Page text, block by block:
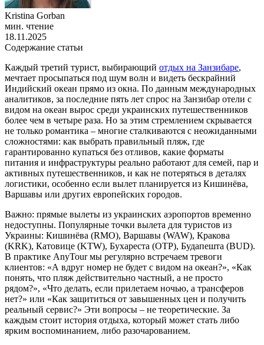
Kristina Gorban
мин. чтение
18.11.2025
Содержание статьи
Каждый третий турист, выбирающий отдых на Занзибаре,
мечтает просыпаться под шум волн и видеть бескрайний
Индийский океан прямо из окна. По данным международных
аналитиков, за последние пять лет спрос на Занзибар отели с
видом на океан вырос среди украинских путешественников
более чем в четыре раза. Но за этим стремлением скрывается
не только романтика – многие сталкиваются с неожиданными
сложностями: как выбрать правильный пляж, где
гарантированно купаться без отливов, какие форматы
питания и инфраструктуры реально работают для семей, пар и
активных путешественников, и как не потеряться в деталях
логистики, особенно если вылет планируется из Кишинёва,
Варшавы или других европейских городов.
Важно: прямые вылеты из украинских аэропортов временно
недоступны. Популярные точки вылета для туристов из
Украины: Кишинёва (RMO), Варшавы (WAW), Кракова
(KRK), Катовице (KTW), Бухареста (OTP), Будапешта (BUD).
В практике AnyTour мы регулярно встречаем тревоги
клиентов: «А вдруг номер не будет с видом на океан?», «Как
понять, что пляж действительно частный, а не просто
рядом?», «Что делать, если прилетаем ночью, а трансферов
нет?» или «Как защититься от завышенных цен и получить
реальный сервис?» Эти вопросы – не теоретические. За
каждым стоит история отдыха, который может стать либо
ярким воспоминанием, либо разочарованием.